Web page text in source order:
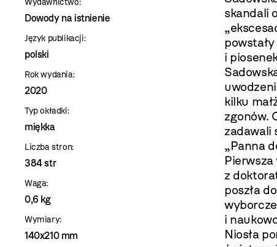
Wydawnictwo:
Dowody na istnienie
Język publikacji:
polski
Rok wydania:
2020
Typ okładki:
miękka
Liczba stron:
384 str
Waga:
0,6 kg
Wymiary:
140x210 mm
skandali
i
kilku
zgonów.
zadawali
„Panna
z
poszła
i
Niosła